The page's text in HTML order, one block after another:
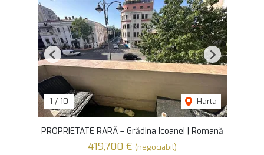
1 / 10 Harta
Previous Next
PROPRIETATE RARĂ – Grădina Icoanei | Romană
419,700 € (negociabil)